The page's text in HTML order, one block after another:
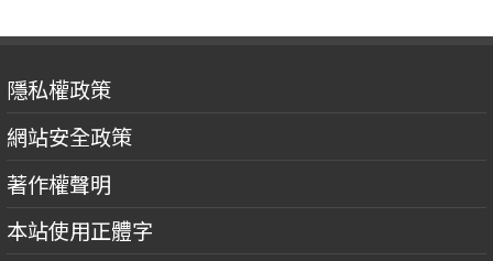
隱私權政策
網站安全政策
著作權聲明
本站使用正體字